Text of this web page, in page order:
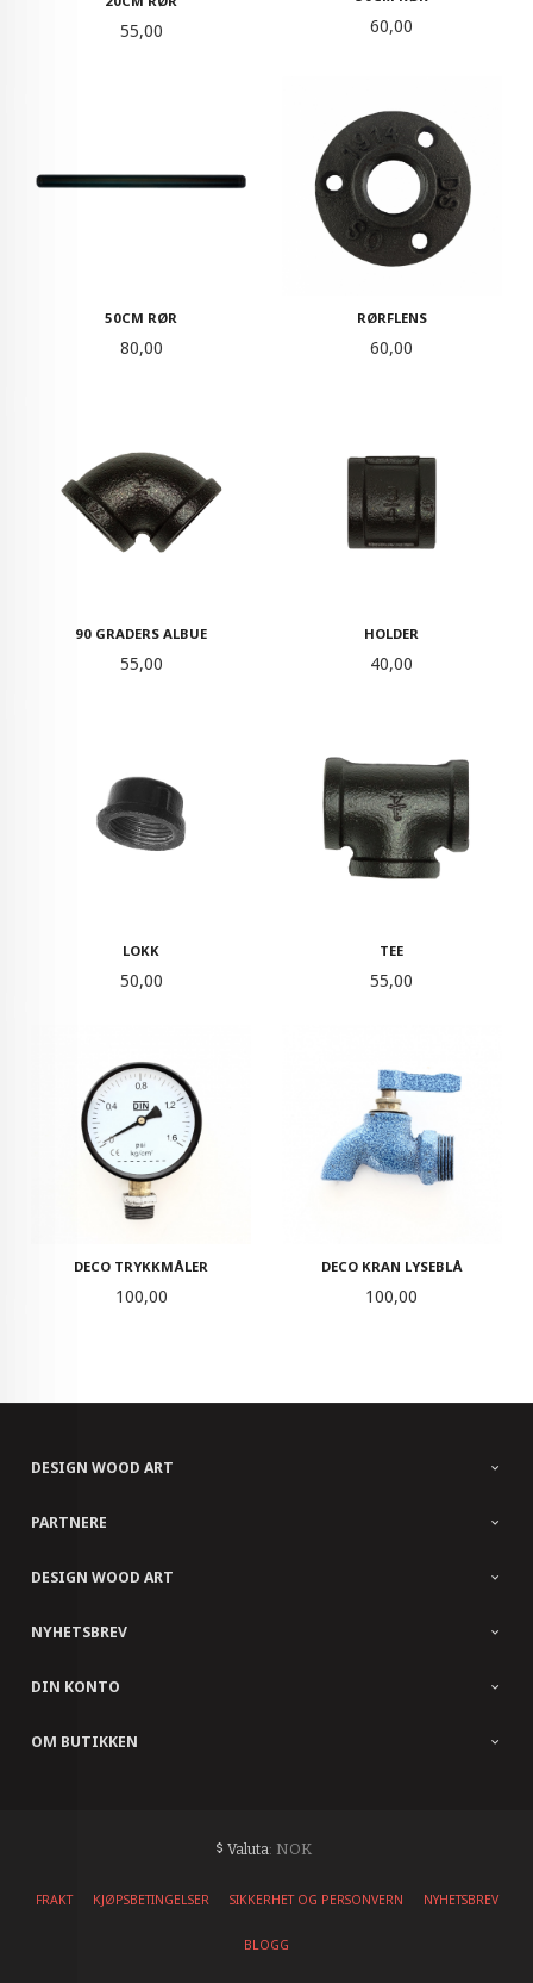
Pris
55,00 Pris
60,00
50CM RØR
Pris
80,00
RØRFLENS
Pris
60,00
90 GRADERS ALBUE
Pris
55,00
HOLDER
Pris
40,00
LOKK
Pris
50,00
TEE
Pris
55,00
DECO TRYKKMÅLER
Pris
100,00
DECO KRAN LYSEBLÅ
Pris
100,00
DESIGN WOOD ART
PARTNERE
DESIGN WOOD ART
NYHETSBREV
DIN KONTO
OM BUTIKKEN
Valuta: NOK
FRAKT KJØPSBETINGELSER SIKKERHET OG PERSONVERN NYHETSBREV
BLOGG